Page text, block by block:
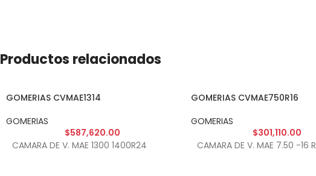
Productos relacionados
GOMERIAS CVMAE1314
GOMERIAS
$587,620.00
CAMARA DE V. MAE 1300 1400R24
GOMERIAS CVMAE750R16
GOMERIAS
$301,110.00
CAMARA DE V. MAE 7.50 -16 R